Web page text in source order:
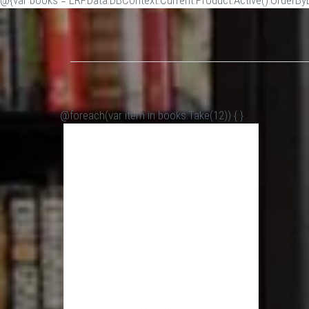
@foreach(var item in books.Take(12)) { }